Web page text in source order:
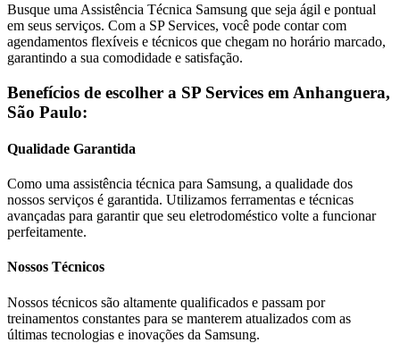
Busque uma Assistência Técnica Samsung que seja ágil e pontual
em seus serviços. Com a SP Services, você pode contar com
agendamentos flexíveis e técnicos que chegam no horário marcado,
garantindo a sua comodidade e satisfação.
Benefícios de escolher a SP Services em Anhanguera,
São Paulo:
Qualidade Garantida
Como uma assistência técnica para Samsung, a qualidade dos
nossos serviços é garantida. Utilizamos ferramentas e técnicas
avançadas para garantir que seu eletrodoméstico volte a funcionar
perfeitamente.
Nossos Técnicos
Nossos técnicos são altamente qualificados e passam por
treinamentos constantes para se manterem atualizados com as
últimas tecnologias e inovações da Samsung.